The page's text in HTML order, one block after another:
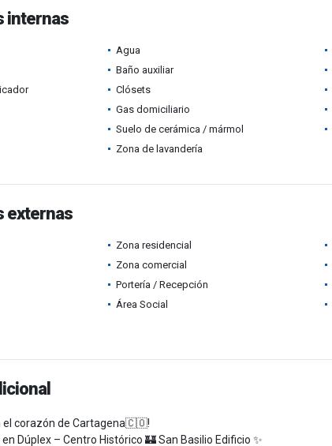
internas
Agua
Baño auxiliar
Clósets
Gas domiciliario
Suelo de cerámica / mármol
Zona de lavandería
externas
Zona residencial
Zona comercial
Portería / Recepción
Área Social
el corazón de Cartagena🇨🇴!
Dúplex – Centro Histórico 🏰 San Basilio Edificio ✨